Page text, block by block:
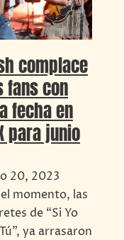
complace
fans con
fecha en
para junio
20, 2023
momento, las
de “Si Yo
ya arrasaron